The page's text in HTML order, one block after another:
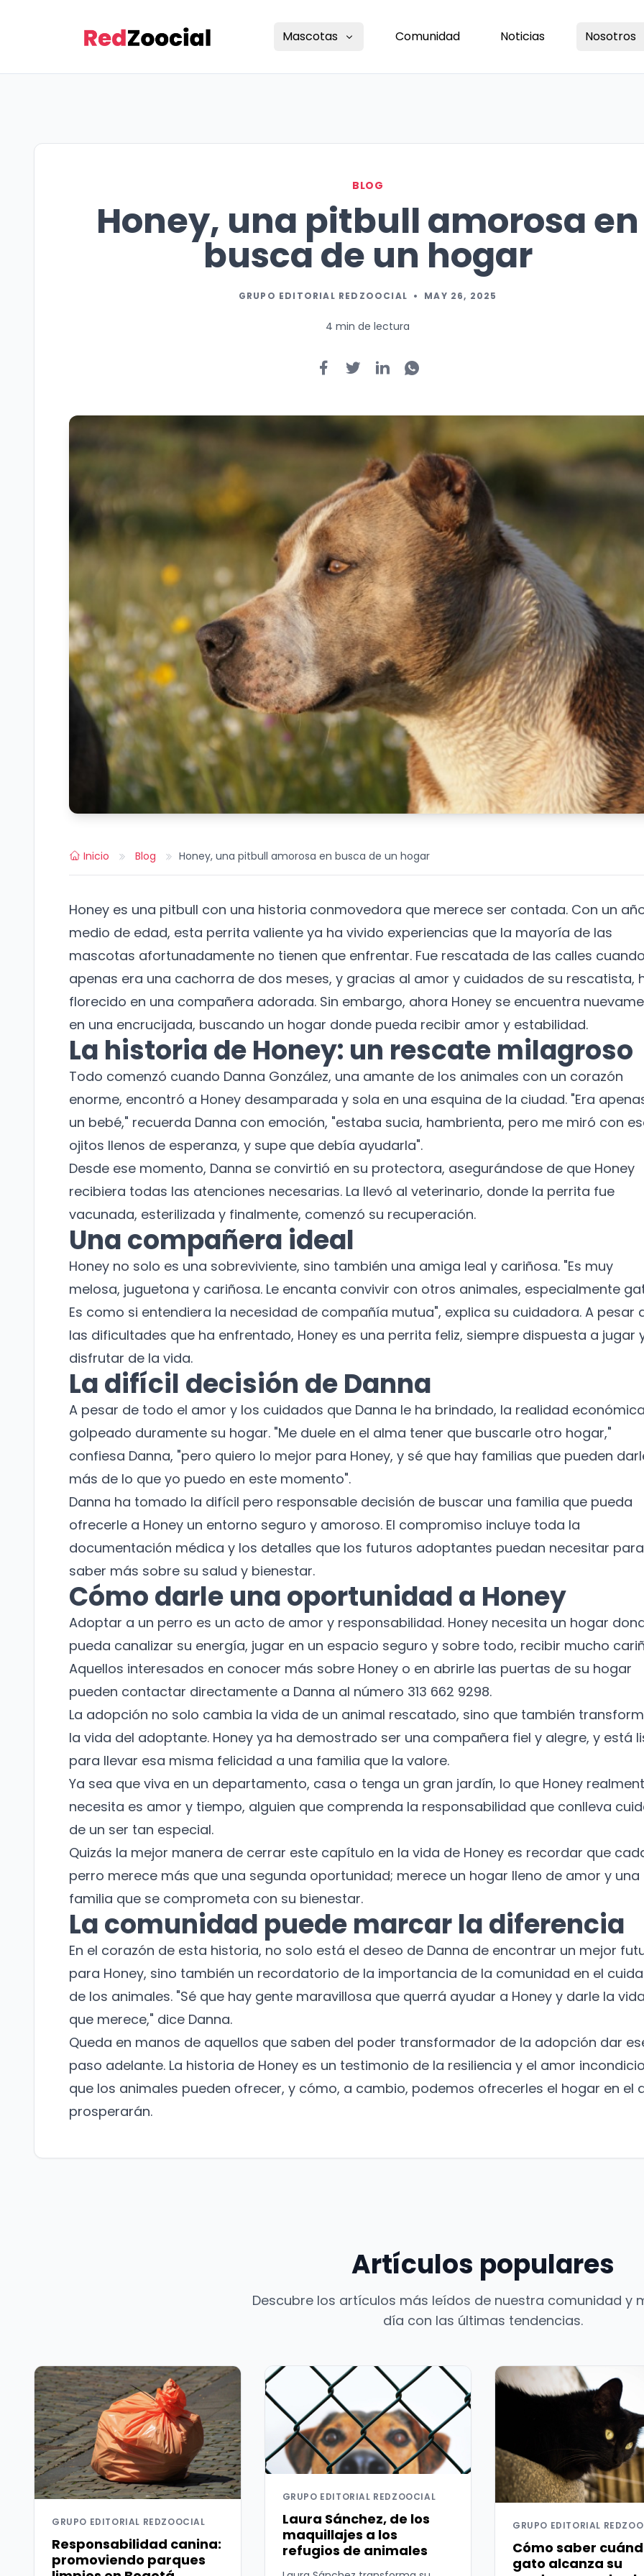
Mascotas Comunidad Noticias Nosotros
BLOG
Honey, una pitbull amorosa en
busca de un hogar
GRUPO EDITORIAL REDZOOCIAL • MAY 26, 2025
4 min de lectura
Inicio Blog Honey, una pitbull amorosa en busca de un hogar
Honey es una pitbull con una historia conmovedora que merece ser contada. Con un
medio de edad, esta perrita valiente ya ha vivido experiencias que la mayoría de las
mascotas afortunadamente no tienen que enfrentar. Fue rescatada de las calles
apenas era una cachorra de dos meses, y gracias al amor y cuidados de su rescatista,
florecido en una compañera adorada. Sin embargo, ahora Honey se encuentra
en una encrucijada, buscando un hogar donde pueda recibir amor y estabilidad.
La historia de Honey: un rescate milagroso
Todo comenzó cuando Danna González, una amante de los animales con un corazón
enorme, encontró a Honey desamparada y sola en una esquina de la ciudad. "Era
un bebé," recuerda Danna con emoción, "estaba sucia, hambrienta, pero me miró con
ojitos llenos de esperanza, y supe que debía ayudarla".
Desde ese momento, Danna se convirtió en su protectora, asegurándose de que Honey
recibiera todas las atenciones necesarias. La llevó al veterinario, donde la perrita fue
vacunada, esterilizada y finalmente, comenzó su recuperación.
Una compañera ideal
Honey no solo es una sobreviviente, sino también una amiga leal y cariñosa. "Es muy
melosa, juguetona y cariñosa. Le encanta convivir con otros animales, especialmente
Es como si entendiera la necesidad de compañía mutua", explica su cuidadora. A pesar
las dificultades que ha enfrentado, Honey es una perrita feliz, siempre dispuesta a jugar
disfrutar de la vida.
La difícil decisión de Danna
A pesar de todo el amor y los cuidados que Danna le ha brindado, la realidad
golpeado duramente su hogar. "Me duele en el alma tener que buscarle otro hogar,"
confiesa Danna, "pero quiero lo mejor para Honey, y sé que hay familias que pueden
más de lo que yo puedo en este momento".
Danna ha tomado la difícil pero responsable decisión de buscar una familia que pueda
ofrecerle a Honey un entorno seguro y amoroso. El compromiso incluye toda la
documentación médica y los detalles que los futuros adoptantes puedan necesitar para
saber más sobre su salud y bienestar.
Cómo darle una oportunidad a Honey
Adoptar a un perro es un acto de amor y responsabilidad. Honey necesita un hogar
pueda canalizar su energía, jugar en un espacio seguro y sobre todo, recibir mucho
Aquellos interesados en conocer más sobre Honey o en abrirle las puertas de su hogar
pueden contactar directamente a Danna al número 313 662 9298.
La adopción no solo cambia la vida de un animal rescatado, sino que también
la vida del adoptante. Honey ya ha demostrado ser una compañera fiel y alegre, y está
para llevar esa misma felicidad a una familia que la valore.
Ya sea que viva en un departamento, casa o tenga un gran jardín, lo que Honey
necesita es amor y tiempo, alguien que comprenda la responsabilidad que conlleva
de un ser tan especial.
Quizás la mejor manera de cerrar este capítulo en la vida de Honey es recordar que
perro merece más que una segunda oportunidad; merece un hogar lleno de amor y una
familia que se comprometa con su bienestar.
La comunidad puede marcar la diferencia
En el corazón de esta historia, no solo está el deseo de Danna de encontrar un mejor
para Honey, sino también un recordatorio de la importancia de la comunidad en el
de los animales. "Sé que hay gente maravillosa que querrá ayudar a Honey y darle la
que merece," dice Danna.
Queda en manos de aquellos que saben del poder transformador de la adopción dar
paso adelante. La historia de Honey es un testimonio de la resiliencia y el amor
que los animales pueden ofrecer, y cómo, a cambio, podemos ofrecerles el hogar en el
prosperarán.
Artículos populares
Descubre los artículos más leídos de nuestra comunidad y
día con las últimas tendencias.
GRUPO EDITORIAL REDZOOCIAL
Responsabilidad canina:
promoviendo parques
GRUPO EDITORIAL REDZOOCIAL
Laura Sánchez, de los
maquillajes a los
refugios de animales
GRUPO EDITORIAL
Cómo saber
gato alcanza su
novedades!
Suscríbete a nuestro boletín para recibir
noticias y actualizaciones.
Correo electrónico
No te preocupes, no enviamos spam.
Cerrar